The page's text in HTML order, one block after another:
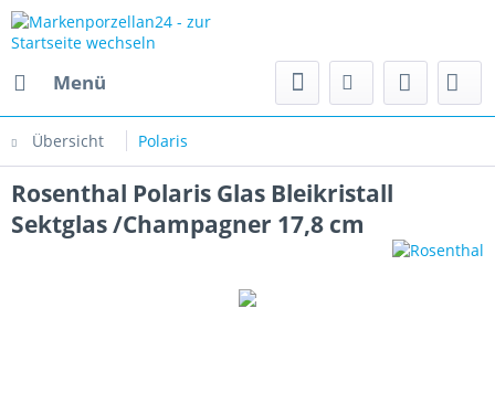
Menü
Übersicht Polaris
Rosenthal Polaris Glas Bleikristall
Sektglas /Champagner 17,8 cm